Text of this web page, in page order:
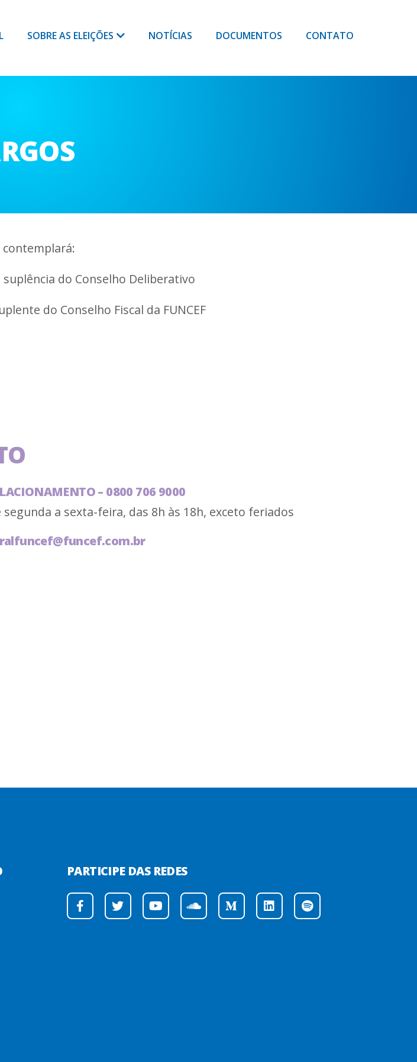
(CURRENT)SOBRE AS ELEIÇÕES NOTÍCIAS DOCUMENTOS CONTATO
contemplará:
do Conselho Deliberativo
do Conselho Fiscal da FUNCEF
– 0800 706 9000
a sexta-feira, das 8h às 18h, exceto feriados
PARTICIPE DAS REDES